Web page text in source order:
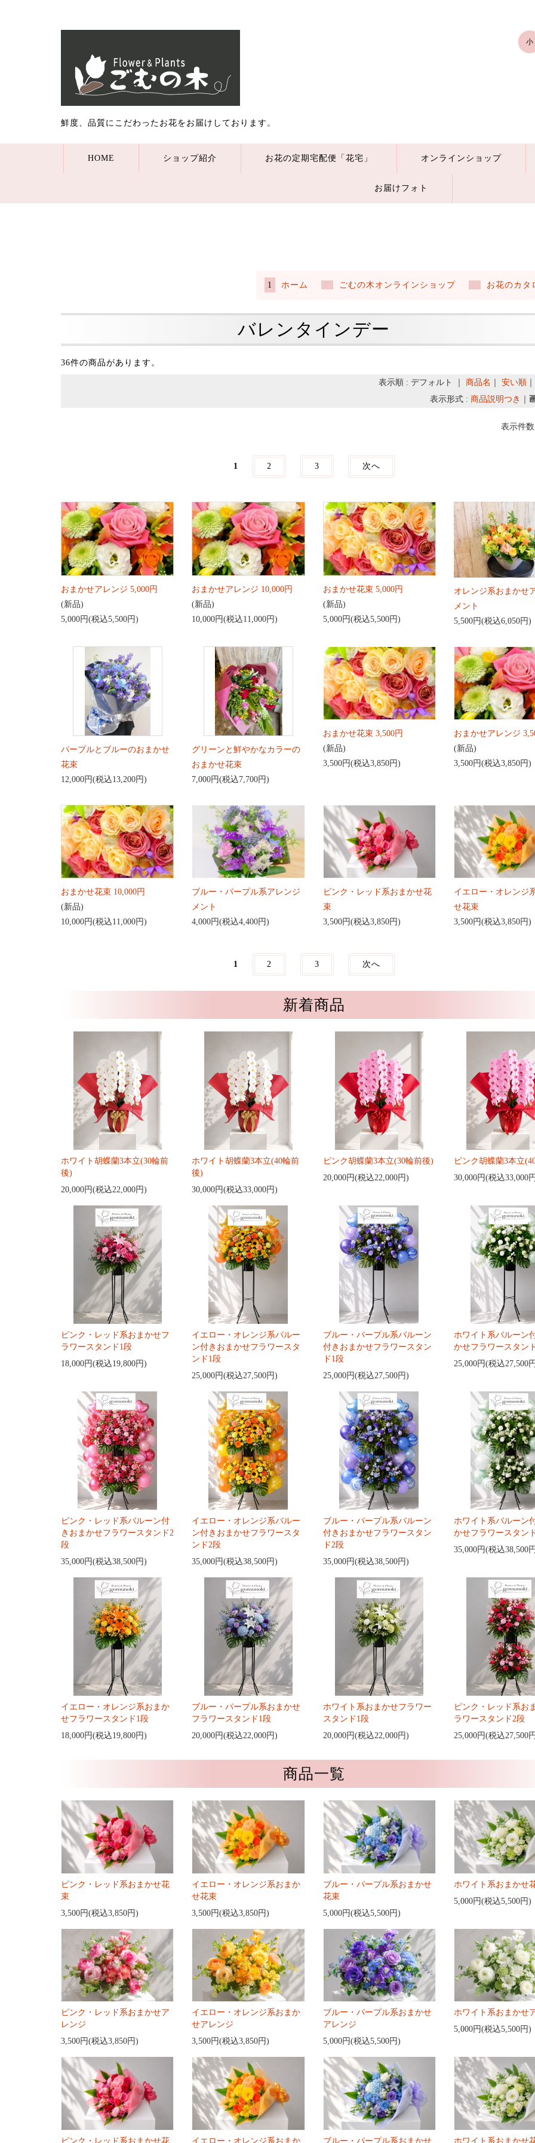
鮮度、品質にこだわったお花をお届けしております。
小
HOME ショップ紹介 お花の定期宅配便「花宅」 オンラインショップ
お届けフォト
ホーム ごむの木オンラインショップ お花のカタ
バレンタインデー
36件の商品があります。
表示順 : デフォルト ｜ 商品名 安い順
表示形式 : 商品説明つき
表示件
1 2 3 次へ
おまかせアレンジ 5,000円
(新品)
5,000円(税込5,500円)
おまかせアレンジ 10,000円
(新品)
10,000円(税込11,000円)
おまかせ花束 5,000円
(新品)
5,000円(税込5,500円)
オレンジ系おまかせ
メント
5,500円(税込6,050円)
パープルとブルーのおまかせ
花束
12,000円(税込13,200円)
グリーンと鮮やかなカラーの
おまかせ花束
7,000円(税込7,700円)
おまかせ花束 3,500円
(新品)
3,500円(税込3,850円)
おまかせアレンジ
(新品)
3,500円(税込3,850円)
おまかせ花束 10,000円
(新品)
10,000円(税込11,000円)
ブルー・パープル系アレンジ
メント
4,000円(税込4,400円)
ピンク・レッド系おまかせ花
束
3,500円(税込3,850円)
イエロー・オレンジ
せ花束
3,500円(税込3,850円)
1 2 3 次へ
新着商品
ホワイト胡蝶蘭3本立(30輪前
後)
20,000円(税込22,000円)
ホワイト胡蝶蘭3本立(40輪前
後)
30,000円(税込33,000円)
ピンク胡蝶蘭3本立(30輪前後)
20,000円(税込22,000円)
ピンク胡蝶蘭3本立
30,000円(税込33,000
ピンク・レッド系おまかせフ
ラワースタンド1段
18,000円(税込19,800円)
イエロー・オレンジ系バルー
ン付きおまかせフラワースタ
ンド1段
25,000円(税込27,500円)
ブルー・パープル系バルーン
付きおまかせフラワースタン
ド1段
25,000円(税込27,500円)
ホワイト系バルーン
かせフラワースタン
25,000円(税込27,500
ピンク・レッド系バルーン付
きおまかせフラワースタンド2
段
35,000円(税込38,500円)
イエロー・オレンジ系バルー
ン付きおまかせフラワースタ
ンド2段
35,000円(税込38,500円)
ブルー・パープル系バルーン
付きおまかせフラワースタン
ド2段
35,000円(税込38,500円)
ホワイト系バルーン
かせフラワースタン
35,000円(税込38,500
イエロー・オレンジ系おまか
せフラワースタンド1段
18,000円(税込19,800円)
ブルー・パープル系おまかせ
フラワースタンド1段
20,000円(税込22,000円)
ホワイト系おまかせフラワー
スタンド1段
20,000円(税込22,000円)
ピンク・レッド系お
ラワースタンド2段
25,000円(税込27,500
商品一覧
ピンク・レッド系おまかせ花
束
3,500円(税込3,850円)
イエロー・オレンジ系おまか
せ花束
3,500円(税込3,850円)
ブルー・パープル系おまかせ
花束
5,000円(税込5,500円)
ホワイト系おまかせ
5,000円(税込5,500円)
ピンク・レッド系おまかせア
レンジ
3,500円(税込3,850円)
イエロー・オレンジ系おまか
せアレンジ
3,500円(税込3,850円)
ブルー・パープル系おまかせ
アレンジ
5,000円(税込5,500円)
ホワイト系おまかせ
5,000円(税込5,500円)
ピンク・レッド系おまかせ花 イエロー・オレンジ系おまか ブルー・パープル系おまかせ ホワイト系おまかせ